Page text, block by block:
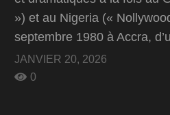
») et au Nigeria («
septembre 1980 à Accra,
JANVIER 20, 2026
0